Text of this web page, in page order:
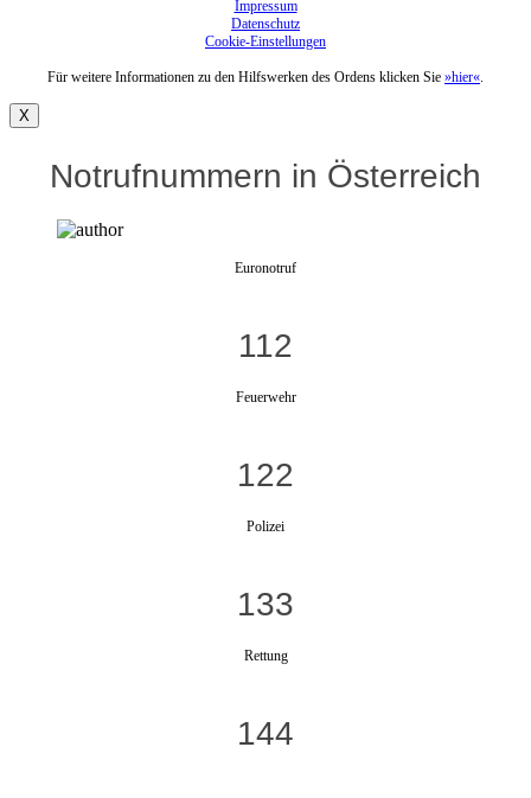
Impressum
Datenschutz
Cookie-Einstellungen
Für weitere Informationen zu den Hilfswerken des Ordens klicken Sie »hier«.
X
Notrufnummern in Österreich
Euronotruf
112
Feuerwehr
122
Polizei
133
Rettung
144